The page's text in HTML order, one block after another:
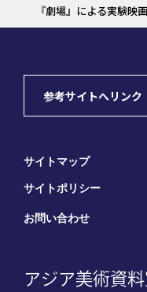
『劇場』による実験映
参考サイトへリンク
サイトマップ
サイトポリシー
お問い合わせ
アジア美術資